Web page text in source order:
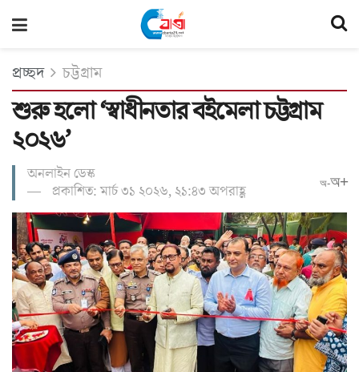
প্রচ্ছদ চট্টগ্রাম
শুরু হলো ‘স্বাধীনতার বইমেলা চট্টগ্রাম
২০২৬’
অনলাইন ডেস্ক
প্রকাশিত: মার্চ ৩১ ২০২৬, ২১:৪৩ অপরাহ্ণ
অ-অ+